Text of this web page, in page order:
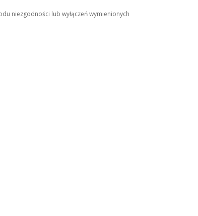
niezgodności lub wyłączeń wymienionych